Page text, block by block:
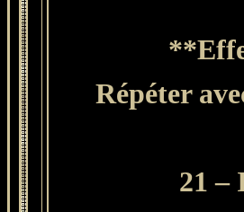
Répéter
21 –